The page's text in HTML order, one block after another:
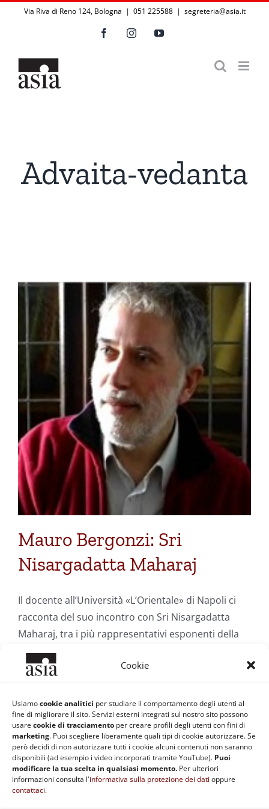
Cookie
Usiamocookie analitici per studiare il comportamento degli utenti al
fine di migliorare il sito. Servizi esterni integrati sul nostro sito possono
usare cookie di tracciamento per creare profili degli utenti con fini di
marketing. Puoi scegliere liberamente quali tipi di cookie autorizzare. Se
però decidi di non autorizzare tutti i cookie alcuni contenuti non saranno
disponibili (ad esempio i video incorporati tramite YouTube). Puoi
modificare la tua scelta in qualsiasi momento. Per ulteriori
informazioni consulta l'informativa sulla protezione dei dati oppure
contattaci.
Via Riva di Reno 124, Bologna | 051 225588 | segreteria@asia.it
FacebookInstagramYouTube
Advaita-vedanta
Mauro Bergonzi: Sri
Nisargadatta Maharaj
Il docente all’Università «L’Orientale» di Napoli ci
racconta del suo incontro con Sri Nisargadatta
Maharaj, tra i più rappresentativi esponenti della
scuola non dualistica dell'Advaita Vedanta.
Orientale e Spiritualità | Tag:Advaita-vedanta,Mauro Bergonzi,
Nisargadatta
Continua a leggere